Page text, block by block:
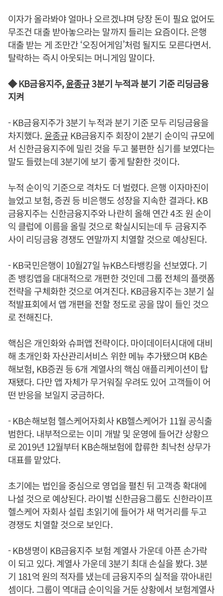
이자가 올라봐야 얼마나 오르겠냐며 당장 돈이 필요 없어도
무조건 대출 받아놓으라는 말까지 들리는 요즘이다. 은행
대출 받는 게 조만간 ‘오징어게임’처럼 될지도 모른다면서.
탈락하는 즉시 아웃되는 머니게임 말이다.
◆ KB금융지주,윤종규3분기 누적과 분기 기준 리딩금융
지켜
- KB금융지주가 3분기 누적과 분기 기준 모두 리딩금융을
차지했다. 윤종규KB금융지주 회장이 2분기 순이익 규모에
서 신한금융지주에 밀린 것을 두고 불편한 심기를 보였다는
말도 들렸는데 3분기에 보기 좋게 탈환한 것이다.
누적 순이익 기준으로 격차도 더 벌렸다. 은행 이자마진이
늘었고 보험, 증권 등 비은행도 성장을 지속한 결과다. KB
금융지주는 신한금융지주와 나란히 올해 연간 4조 원 순이
익 클럽에 이름을 올릴 것으로 확실시되는데 두 금융지주
사이 리딩금융 경쟁도 연말까지 치열할 것으로 예상된다.
- KB국민은행이 10월27일 뉴KB스타뱅킹을 선보였다. 기
존 뱅킹앱을 대대적으로 개편한 것인데 그룹 전체의 플랫폼
전략을 구체화한 것으로 여겨진다. KB금융지주는 3분기 실
적발표회에서 앱 개편을 전할 정도로 공을 많이 들인 것으
로 전해진다.
핵심은 개인화와 슈퍼앱 전략이다. 마이데이터시대에 대비
해 초개인화 자산관리서비스 위한 메뉴 추가됐으며 KB손
해보험, KB증권 등 6개 계열사의 핵심 애플리케이션이 탑
재됐다. 다만 앱 자체가 무거워질 우려도 있어 고객들이 어
떤 반응을 보일지 궁금하다.
- KB손해보험 헬스케어자회사 KB헬스케어가 11월 공식출
범한다. 내부적으로는 이미 개발 및 운영에 들어간 상황으
로 2019년 12월부터 KB손해보험에 합류한 최낙천 상무가
대표를 맡았다.
초기에는 법인을 중심으로 영업을 펼친 뒤 고객층 확대에
나설 것으로 예상된다. 라이벌 신한금융그룹도 신한라이프
헬스케어 자회사 설립 초읽기에 들어가 새 먹거리를 두고
경쟁도 치열할 것으로 보인다.
- KB생명이 KB금융지주 보험 계열사 가운데 아픈 손가락
이 되고 있다. 계열사 가운데 3분기 최대 손실을 봤다. 3분
기 181억 원의 적자를 냈는데 금융지주의 실적을 깎아내린
셈이다. 그룹이 역대급 순이익을 거둔 상황에서 보험계열사